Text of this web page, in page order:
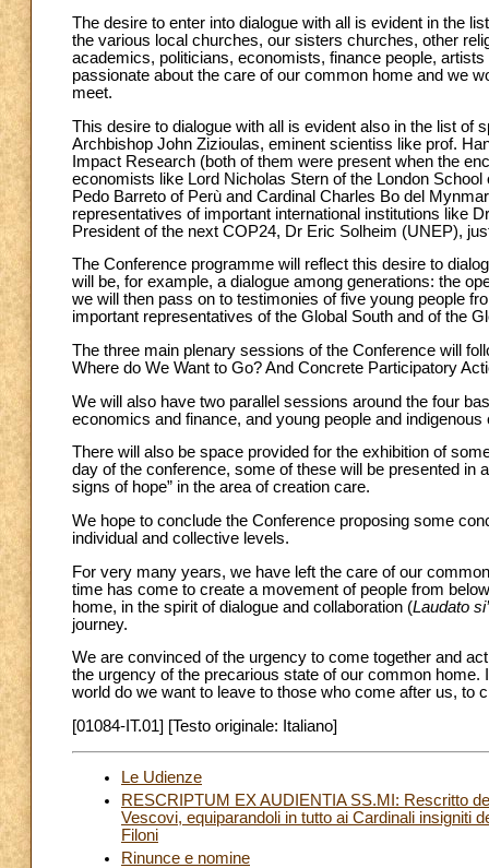
The desire to enter into dialogue with all is evident in the
the various local churches, our sisters churches, other
academics, politicians, economists, finance people,
passionate about the care of our common home and we
meet.
This desire to dialogue with all is evident also in the list of
Archbishop John Zizioulas, eminent scientiss like prof.
Impact Research (both of them were present when the
economists like Lord Nicholas Stern of the London
Pedo Barreto of Perù and Cardinal Charles Bo del
representatives of important international institutions like
President of the next COP24, Dr Eric Solheim (UNEP),
The Conference programme will reflect this desire to
will be, for example, a dialogue among generations: the
we will then pass on to testimonies of five young people
important representatives of the Global South and of the
The three main plenary sessions of the Conference will
Where do We Want to Go? And Concrete Participatory
We will also have two parallel sessions around the four
economics and finance, and young people and
There will also be space provided for the exhibition of
day of the conference, some of these will be presented in
signs of hope” in the area of creation care.
We hope to conclude the Conference proposing some
individual and collective levels.
For very many years, we have left the care of our
time has come to create a movement of people from
home, in the spirit of dialogue and collaboration (Laudato si’
journey.
We are convinced of the urgency to come together and
the urgency of the precarious state of our common
world do we want to leave to those who come after us, to
[01084-IT.01] [Testo originale: Italiano]
Le Udienze
RESCRIPTUM EX AUDIENTIA SS.MI: Rescritto
Vescovi, equiparandoli in tutto ai Cardinali insigniti
Filoni
Rinunce e nomine